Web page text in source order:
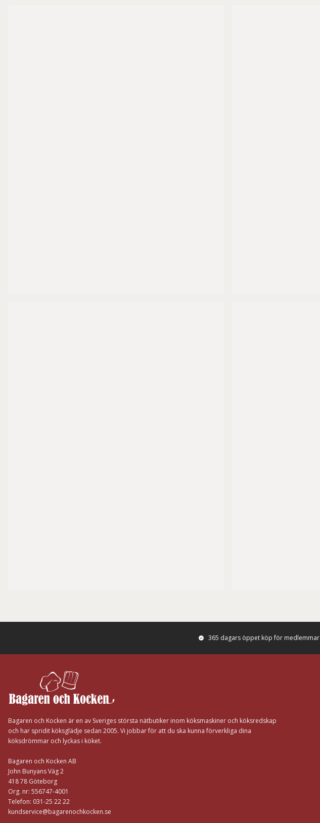
365 dagars öppet köp för medlemmar
Bagaren och Kocken är en av Sveriges största nätbutiker inom köksmaskiner och köksredskap
och har spridit köksglädje sedan 2005. Vi jobbar för att du ska kunna förverkliga dina
köksdrömmar och lyckas i köket.
Bagaren och Kocken AB
John Bunyans Väg 2
418 78 Göteborg
Org. nr: 556747-4001
Telefon: 031-25 22 22
kundservice@bagarenochkocken.se